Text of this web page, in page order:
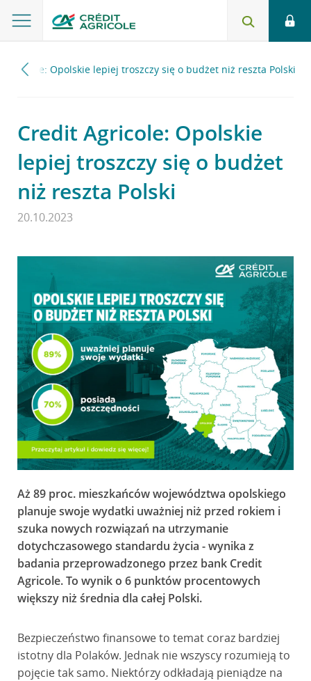
Agricole: Opolskie lepiej troszczy się o budżet niż reszta Polski
Credit Agricole: Opolskie
lepiej troszczy się o budżet
niż reszta Polski
20.10.2023
Aż 89 proc. mieszkańców województwa opolskiego
planuje swoje wydatki uważniej niż przed rokiem i
szuka nowych rozwiązań na utrzymanie
dotychczasowego standardu życia - wynika z
badania przeprowadzonego przez bank Credit
Agricole. To wynik o 6 punktów procentowych
większy niż średnia dla całej Polski.
Bezpieczeństwo finansowe to temat coraz bardziej
istotny dla Polaków. Jednak nie wszyscy rozumieją to
pojęcie tak samo. Niektórzy odkładają pieniądze na